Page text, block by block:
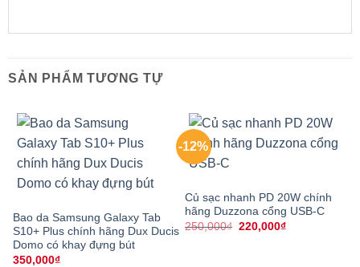
SẢN PHẨM TƯƠNG TỰ
Bao da Samsung Galaxy Tab
S10+ Plus chính hãng Dux Ducis
Domo có khay đựng bút
350,000₫
-12%
Củ sạc nhanh PD 20W chính
hãng Duzzona cổng USB-C
250,000₫ Giá
220,000₫Giá